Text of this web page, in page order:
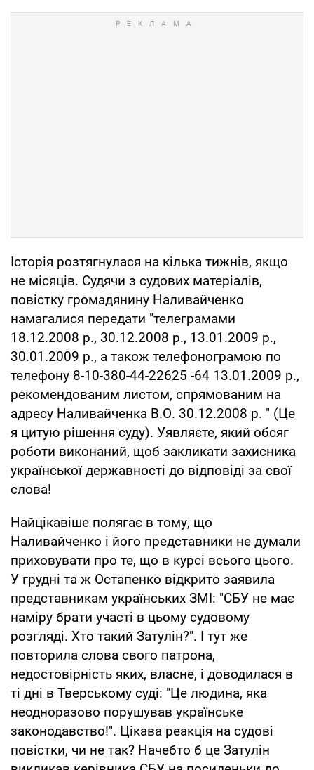
Історія розтягнулася на кілька тижнів, якщо
не місяців. Судячи з судових матеріалів,
повістку громадянину Наливайченко
намагалися передати "телеграмами
18.12.2008 р., 30.12.2008 р., 13.01.2009 р.,
30.01.2009 р., а також телефонограмою по
телефону 8-10-380-44-22625 -64 13.01.2009 р.,
рекомендованим листом, спрямованим на
адресу Наливайченка В.О. 30.12.2008 р. " (Це
я цитую рішення суду). Уявляєте, який обсяг
роботи виконаний, щоб закликати захисника
української державності до відповіді за свої
слова!
Найцікавіше полягає в тому, що
Наливайченко і його представники не думали
приховувати про те, що в курсі всього цього.
У грудні та ж Остапенко відкрито заявила
представникам українських ЗМІ: "СБУ не має
наміру брати участі в цьому судовому
розгляді. Хто такий Затулін?". І тут же
повторила слова свого патрона,
недостовірність яких, власне, і доводилася в
ті дні в Тверському суді: "Це людина, яка
неодноразово порушував українське
законодавство!". Цікава реакція на судові
повістки, чи не так? Начебто б це Затулін